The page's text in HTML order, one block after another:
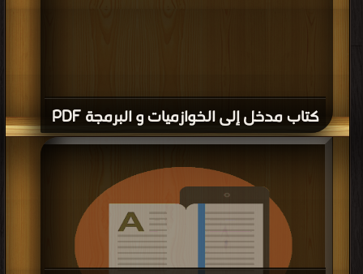
كتاب مدخل إلى الخوازميات و البرمجة PDF